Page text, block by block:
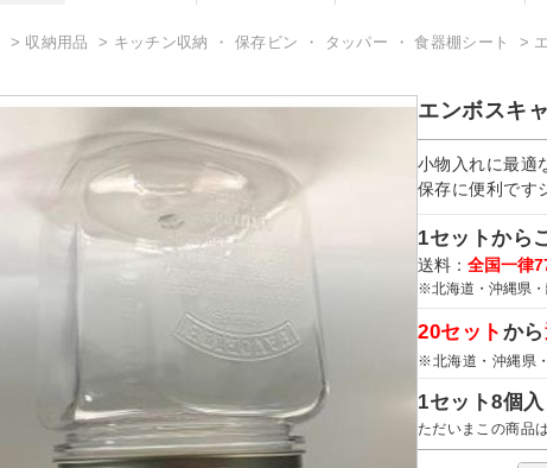
収納用品 キッチン収納 ・ 保存ビン ・ タッパー ・ 食器棚シート
エンボスキ
小物入れに最適
保存に便利です
1セットから
送料： 全国一律
※北海道・沖縄県・
20セット から
※北海道・沖縄県
1セット8個
ただいまこの商品